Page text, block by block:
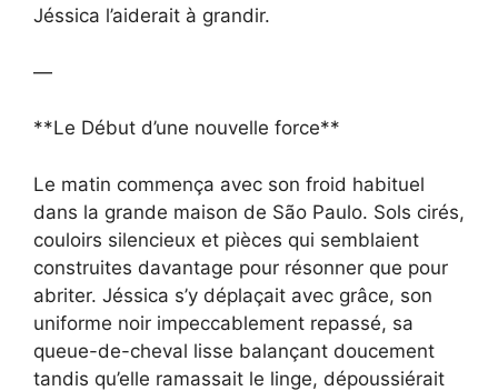
Jéssica l’aiderait à grandir.
—
**Le Début d’une nouvelle force**
Le matin commença avec son froid habituel
dans la grande maison de São Paulo. Sols cirés,
couloirs silencieux et pièces qui semblaient
construites davantage pour résonner que pour
abriter. Jéssica s’y déplaçait avec grâce, son
uniforme noir impeccablement repassé, sa
queue-de-cheval lisse balançant doucement
tandis qu’elle ramassait le linge, dépoussiérait